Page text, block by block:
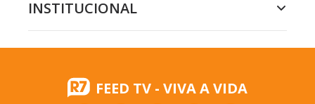
INSTITUCIONAL
FEED TV - VIVA A VIDA